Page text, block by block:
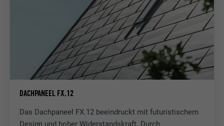
DACHPANEEL FX.12
Das Dachpaneel FX.12 beeindruckt mit futuristischem
Design und hoher Widerstandskraft. Durch